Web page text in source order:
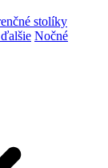
stolíky
Nočné